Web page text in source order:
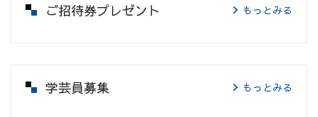
ご招待券プレゼント もっとみる
学芸員募集 もっとみる